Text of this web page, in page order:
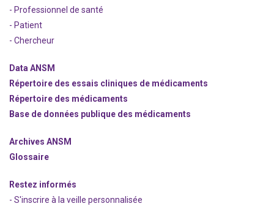
- Professionnel de santé
- Patient
- Chercheur
Data ANSM
Répertoire des essais cliniques de médicaments
Répertoire des médicaments
Base de données publique des médicaments
Archives ANSM
Glossaire
Restez informés
- S'inscrire à la veille personnalisée